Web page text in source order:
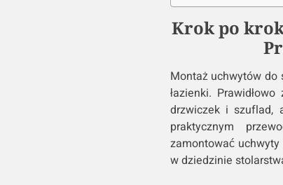
Krok po
Montaż uchwytów
łazienki.
drzwiczek i szuflad,
praktycznym
zamontować
w dziedzinie